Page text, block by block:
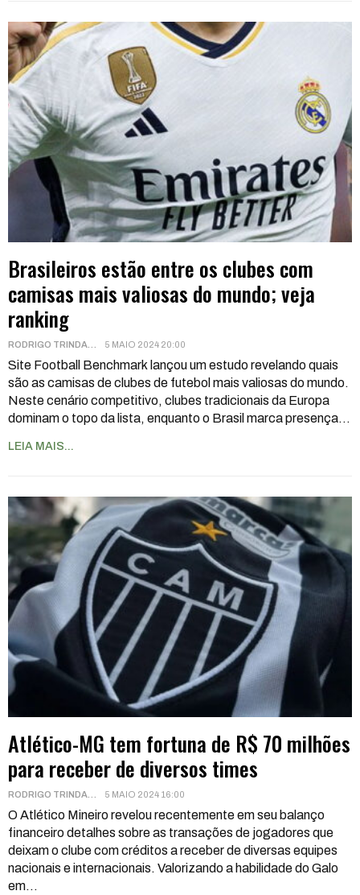
Brasileiros estão entre os clubes com
camisas mais valiosas do mundo; veja
ranking
5 MAIO 2024 20:00
Site Football Benchmark lançou um estudo revelando quais
são as camisas de clubes de futebol mais valiosas do mundo.
Neste cenário competitivo, clubes tradicionais da Europa
dominam o topo da lista, enquanto o Brasil marca presença…
LEIA MAIS...
Atlético-MG tem fortuna de R$ 70 milhões
para receber de diversos times
5 MAIO 2024 16:00
O Atlético Mineiro revelou recentemente em seu balanço
financeiro detalhes sobre as transações de jogadores que
deixam o clube com créditos a receber de diversas equipes
nacionais e internacionais. Valorizando a habilidade do Galo
em…